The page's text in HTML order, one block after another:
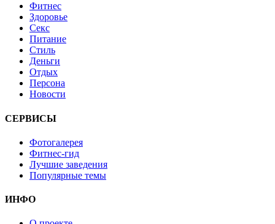
Фитнес
Здоровье
Секс
Питание
Стиль
Деньги
Отдых
Персона
Новости
СЕРВИСЫ
Фотогалерея
Фитнес-гид
Лучшие заведения
Популярные темы
ИНФО